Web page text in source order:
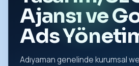
Ajansı ve
Ads
Adıyaman genelinde kurumsal